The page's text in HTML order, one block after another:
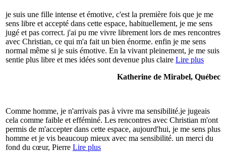
je suis une fille intense et émotive, c'est la première fois que je me
sens libre et accepté dans cette espace, habituellement, je me sens
jugé et pas correct. j'ai pu me vivre librement lors de mes rencontres
avec Christian, ce qui m'a fait un bien énorme. enfin je me sens
normal même si je suis émotive. En la vivant pleinement, je me suis
sentie plus libre et mes idées sont devenue plus claire Lire plus
Katherine de Mirabel, Québec
Comme homme, je n'arrivais pas à vivre ma sensibilité.je jugeais
cela comme faible et efféminé. Les rencontres avec Christian m'ont
permis de m'accepter dans cette espace, aujourd'hui, je me sens plus
homme et je vis beaucoup mieux avec ma sensibilité. un merci du
fond du cœur, Pierre Lire plus